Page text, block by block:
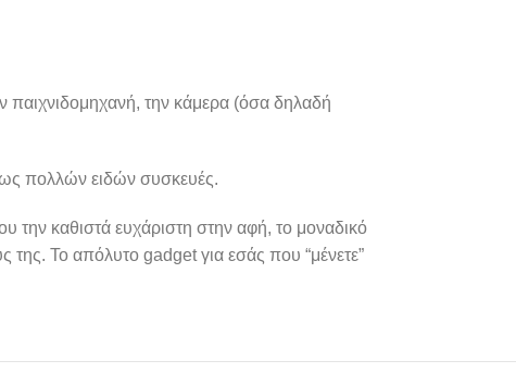
παιχνιδομηχανή, την κάμερα (όσα δηλαδή
πολλών ειδών συσκευές.
την καθιστά ευχάριστη στην αφή, το μοναδικό
της. Το απόλυτο gadget για εσάς που “μένετε”